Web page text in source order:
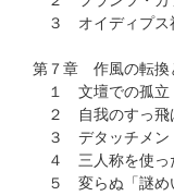
３ オイディプス
第７章 作風の転換
１ 文壇での孤立
２ 自我のすっ飛
３ デタッチメン
４ 三人称を使っ
５ 変らぬ「謎め